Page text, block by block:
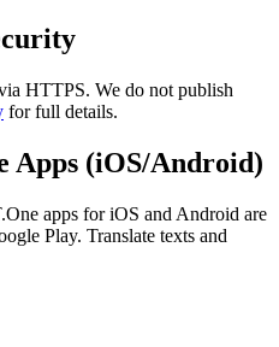
HTTPS. We do not publish
for full details.
Apps (iOS/Android)
apps for iOS and Android are
Play. Translate texts and